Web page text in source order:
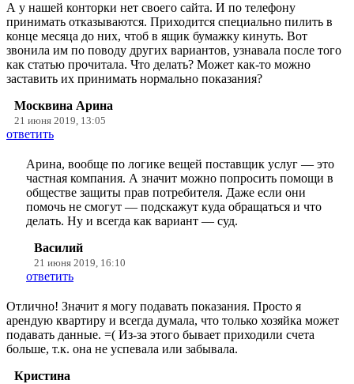
А у нашей конторки нет своего сайта. И по телефону
принимать отказываются. Приходится специально пилить в
конце месяца до них, чтоб в ящик бумажку кинуть. Вот
звонила им по поводу других вариантов, узнавала после того
как статью прочитала. Что делать? Может как-то можно
заставить их принимать нормально показания?
Москвина Арина
21 июня 2019, 13:05
ответить
Арина, вообще по логике вещей поставщик услуг — это
частная компания. А значит можно попросить помощи в
обществе защиты прав потребителя. Даже если они
помочь не смогут — подскажут куда обращаться и что
делать. Ну и всегда как вариант — суд.
Василий
21 июня 2019, 16:10
ответить
Отлично! Значит я могу подавать показания. Просто я
арендую квартиру и всегда думала, что только хозяйка может
подавать данные. =( Из-за этого бывает приходили счета
больше, т.к. она не успевала или забывала.
Кристина